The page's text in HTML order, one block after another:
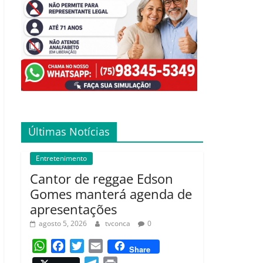
Últimas Notícias
Entretenimento
Cantor de reggae Edson
Gomes manterá agenda de
apresentações
agosto 5, 2026 tvconca 0
W
h
a
w
m
Share